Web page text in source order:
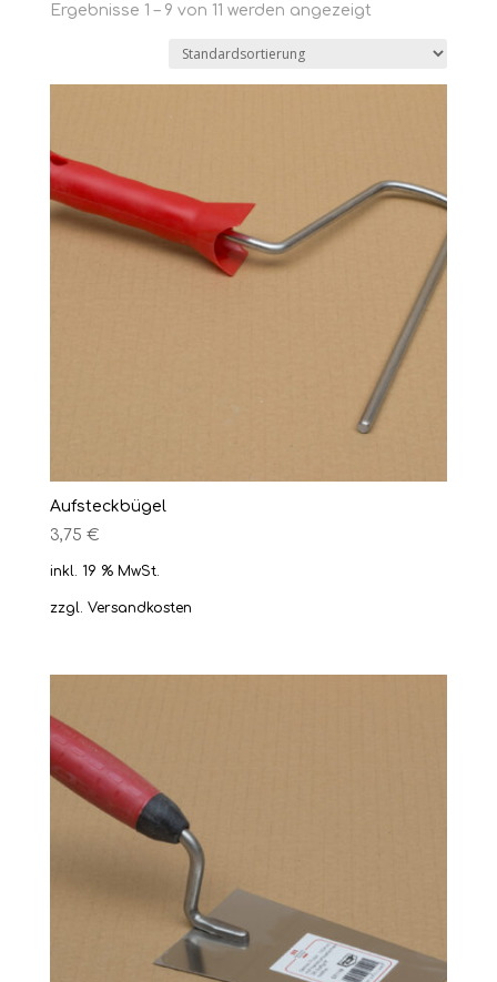
Ergebnisse 1 – 9 von 11 werden angezeigt
Aufsteckbügel
3,75 €
inkl. 19 % MwSt.
zzgl. Versandkosten